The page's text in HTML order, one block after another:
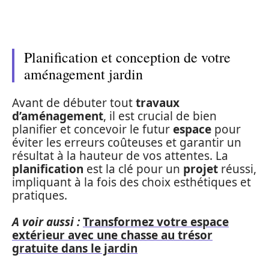
Planification et conception de votre
aménagement jardin
Avant de débuter touttravaux
d’aménagement, il est crucial de bien
planifier et concevoir le futurespace pour
éviter les erreurs coûteuses et garantir un
résultat à la hauteur de vos attentes. La
planification est la clé pour un projet réussi,
impliquant à la fois des choix esthétiques et
pratiques.
A voir aussi :Transformez votre espace
extérieur avec une chasse au trésor
gratuite dans le jardin